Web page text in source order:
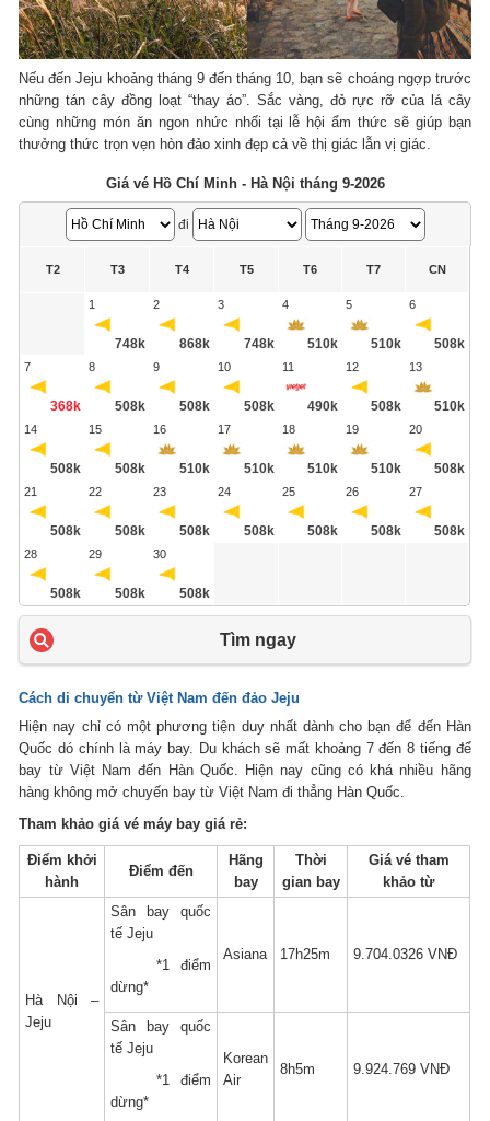
Nếu đến Jeju khoảng tháng 9 đến tháng 10, bạn sẽ choáng ngợp trước
những tán cây đồng loạt “thay áo”. Sắc vàng, đỏ rực rỡ của lá cây
cùng những món ăn ngon nhức nhối tại lễ hội ẩm thức sẽ giúp bạn
thưởng thức trọn vẹn hòn đảo xinh đẹp cả về thị giác lẫn vị giác.
Giá vé Hồ Chí Minh - Hà Nội tháng 9-2026
đi
T2 T3 T4 T5 T6 T7 CN
1
748k
2
868k
3
748k
4
510k
5
510k
6
508k
7
368k
8
508k
9
508k
10
508k
11
490k
12
508k
13
510k
14
508k
15
508k
16
510k
17
510k
18
510k
19
510k
20
508k
21
508k
22
508k
23
508k
24
508k
25
508k
26
508k
27
508k
28
508k
29
508k
30
508k
Tìm ngay
Cách di chuyển từ Việt Nam đến đảo Jeju
Hiện nay chỉ có một phương tiện duy nhất dành cho bạn để đến Hàn
Quốc dó chính là máy bay. Du khách sẽ mất khoảng 7 đến 8 tiếng để
bay từ Việt Nam đến Hàn Quốc. Hiện nay cũng có khá nhiều hãng
hàng không mở chuyến bay từ Việt Nam đi thẳng Hàn Quốc.
Tham khảo giá vé máy bay giá rẻ:
Điểm khởi
hành
Điểm đến
Hãng
bay
Thời
gian bay
Giá vé tham
khảo từ
Hà Nội –
Jeju
Sân bay quốc
tế Jeju
*1 điểm
dừng*
Asiana 17h25m 9.704.0326 VNĐ
Sân bay quốc
tế Jeju
*1 điểm
dừng*
Korean
Air
8h5m 9.924.769 VNĐ